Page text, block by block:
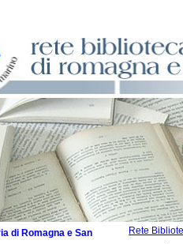
Rete
di Romagna e San